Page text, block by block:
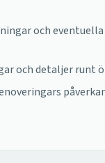
och eventuella
och detaljer runt